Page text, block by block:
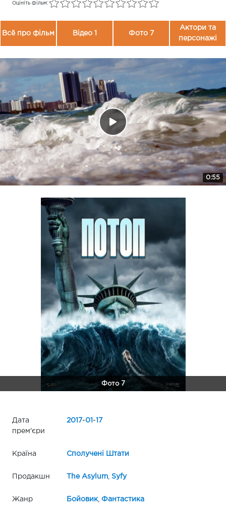
Оцініть фільм:
Всё про фільм Відео 1 Фото 7
Актори та
персонажі
0:55
Фото 7
Дата
прем'єри
2017-01 -17
Країна Сполучені Штати
Продакшн The Asylum, Syfy
Жанр Бойовик, Фантастика